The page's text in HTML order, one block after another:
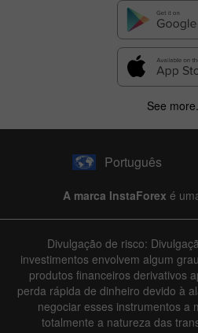
Hide chart
2 years / 3 years / 4 years|
Line Bar
See
Português
A marca InstaForex é
Divulgação de risco:
investimentos envolvem algum
produtos financeiros derivativos
perda rápida de dinheiro devido à
negociar esses instrumentos a
totalmente a natureza das